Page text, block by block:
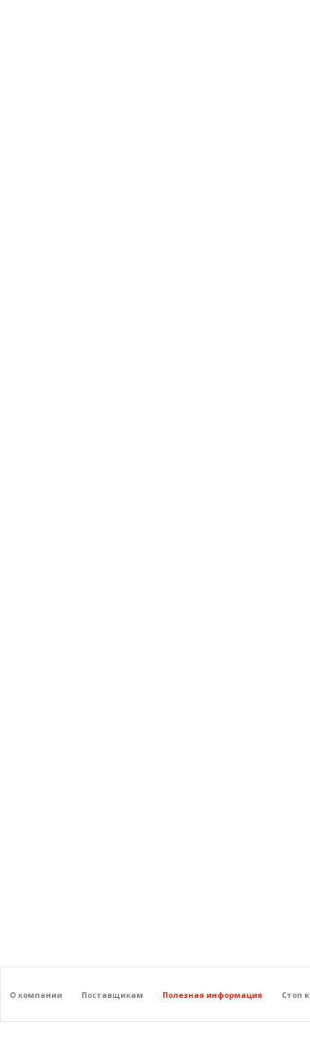
О компании Поставщикам Полезная информация Стоп